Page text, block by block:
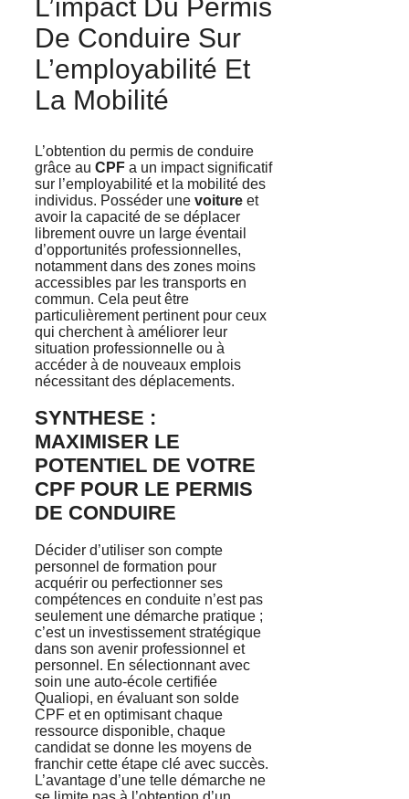
L’impact Du Permis
De Conduire Sur
L’employabilité Et
La Mobilité
L’obtention du permis de conduire
grâce au CPF a un impact significatif
sur l’employabilité et la mobilité des
individus. Posséder une voiture et
avoir la capacité de se déplacer
librement ouvre un large éventail
d’opportunités professionnelles,
notamment dans des zones moins
accessibles par les transports en
commun. Cela peut être
particulièrement pertinent pour ceux
qui cherchent à améliorer leur
situation professionnelle ou à
accéder à de nouveaux emplois
nécessitant des déplacements.
SYNTHESE :
MAXIMISER LE
POTENTIEL DE VOTRE
CPF POUR LE PERMIS
DE CONDUIRE
Décider d’utiliser son compte
personnel de formation pour
acquérir ou perfectionner ses
compétences en conduite n’est pas
seulement une démarche pratique ;
c’est un investissement stratégique
dans son avenir professionnel et
personnel. En sélectionnant avec
soin une auto-école certifiée
Qualiopi, en évaluant son solde
CPF et en optimisant chaque
ressource disponible, chaque
candidat se donne les moyens de
franchir cette étape clé avec succès.
L’avantage d’une telle démarche ne